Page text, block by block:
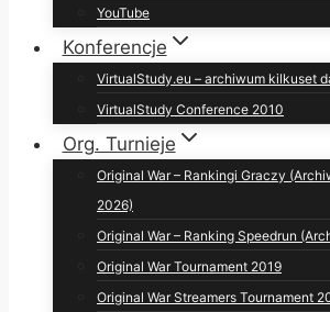
YouTube
Konferencje
VirtualStudy.eu – archiwum kilkuset
VirtualStudy Conference 2010
Org. Turnieje
Original War – Rankingi Graczy
2026)
Original War – Ranking Speedrun
Original War Tournament 2019
Original War Streamers Tournament